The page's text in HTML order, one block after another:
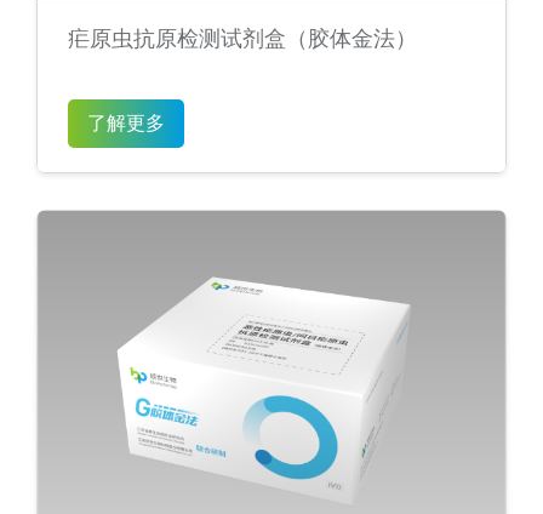
疟原虫抗原检测试剂盒（胶体金法）
了解更多